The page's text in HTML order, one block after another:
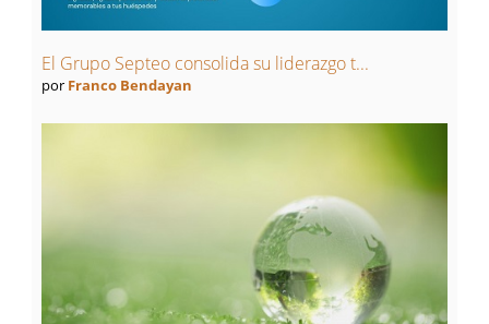
El Grupo Septeo consolida su liderazgo t...
por Franco Bendayan